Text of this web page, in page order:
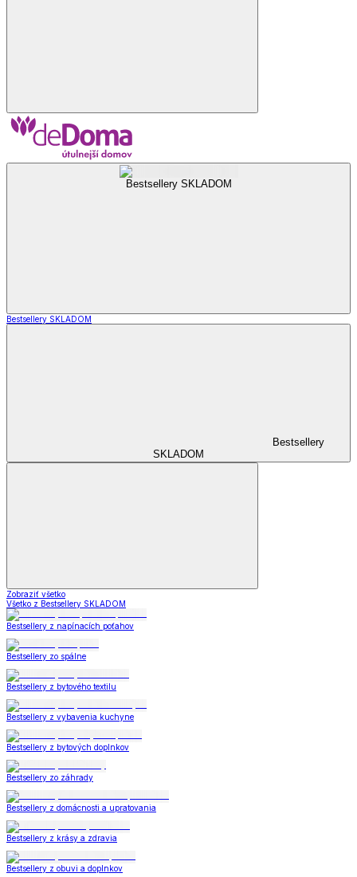
Bestsellery SKLADOM
Bestsellery SKLADOM
Bestsellery
SKLADOM
Zobraziť všetko
Všetko z Bestsellery SKLADOM
Bestsellery z napínacích poťahov
Bestsellery zo spálne
Bestsellery z bytového textilu
Bestsellery z vybavenia kuchyne
Bestsellery z bytových doplnkov
Bestsellery zo záhrady
Bestsellery z domácnosti a upratovania
Bestsellery z krásy a zdravia
Bestsellery z obuvi a doplnkov